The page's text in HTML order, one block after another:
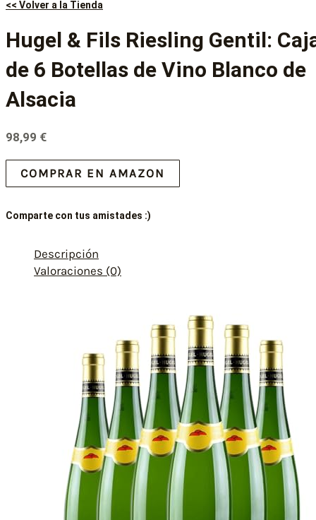
<< Volver a la Tienda
Hugel & Fils Riesling Gentil:
de 6 Botellas de Vino Blanco de
Alsacia
98,99 €
COMPRAR EN AMAZON
Comparte con tus amistades :)
Descripción
Valoraciones (0)